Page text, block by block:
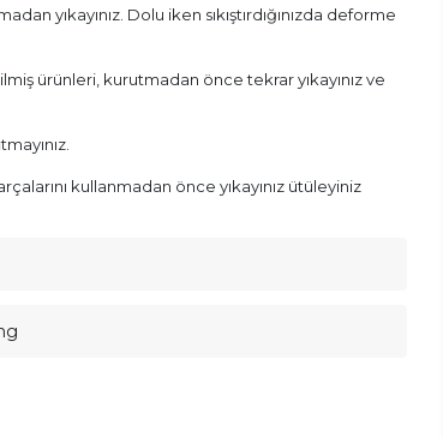
yıkayınız. Dolu iken sıkıştırdığınızda deforme
ürünleri, kurutmadan önce tekrar yıkayınız ve
kullanmadan önce yıkayınız ütüleyiniz